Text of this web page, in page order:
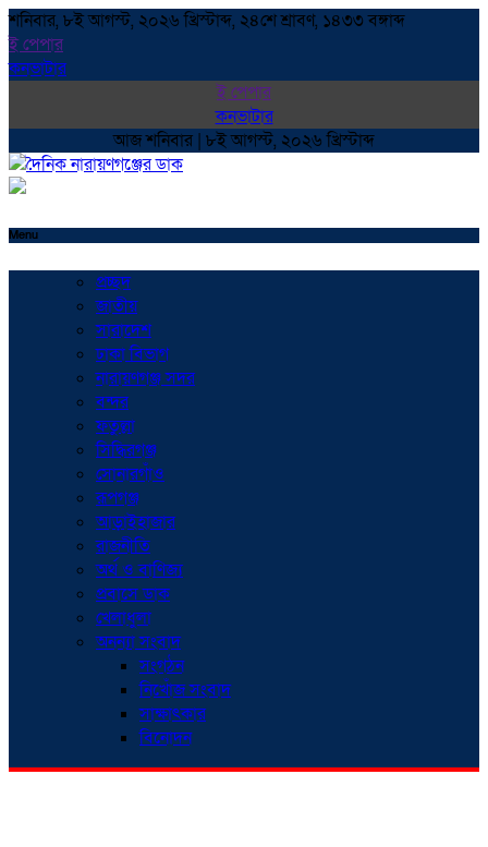
শনিবার, ৮ই আগস্ট, ২০২৬ খ্রিস্টাব্দ, ২৪শে শ্রাবণ, ১৪৩৩ বঙ্গাব্দ
ই পেপার
কনভাটার
ই পেপার
কনভাটার
আজ শনিবার | ৮ই আগস্ট, ২০২৬ খ্রিস্টাব্দ
Menu
প্রচ্ছদ
জাতীয়
সারাদেশ
ঢাকা বিভাগ
নারায়ণগঞ্জ সদর
বন্দর
ফতুল্লা
সিদ্ধিরগঞ্জ
সোনারগাঁও
রূপগঞ্জ
আড়াইহাজার
রাজনীতি
অর্থ ও বাণিজ্য
প্রবাসে ডাক
খেলাধুলা
অনন্যা সংবাদ
সংগঠন
নিখোঁজ সংবাদ
সাক্ষাৎকার
বিনোদন